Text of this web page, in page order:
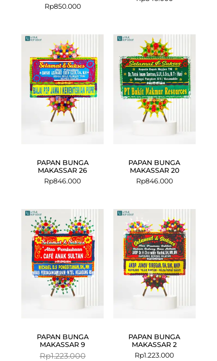
Rp850.000
PAPAN BUNGA
MAKASSAR 26
Rp846.000
PAPAN BUNGA
MAKASSAR 20
Rp846.000
PAPAN BUNGA
MAKASSAR 9
Rp1.223.000
price
was:
Rp1.223.000.
price
is:
Rp1.149.000.
PAPAN BUNGA
MAKASSAR 2
Rp1.223.000